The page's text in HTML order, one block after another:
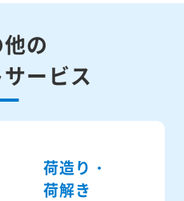
の
ービス
荷造り・
荷解き